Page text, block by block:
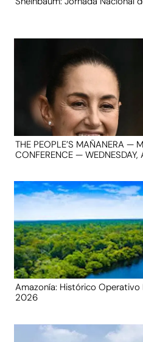
THE PEOPLE’S MAÑANERA —
CONFERENCE —
Amazonía: Histórico Operativo
2026